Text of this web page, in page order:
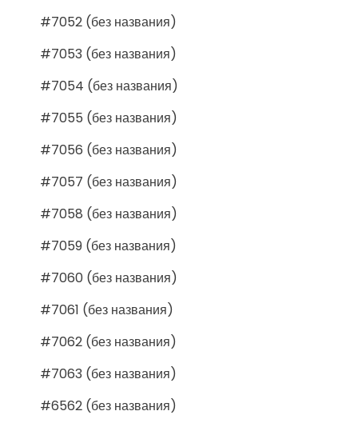
#7052 (без названия)
#7053 (без названия)
#7054 (без названия)
#7055 (без названия)
#7056 (без названия)
#7057 (без названия)
#7058 (без названия)
#7059 (без названия)
#7060 (без названия)
#7061 (без названия)
#7062 (без названия)
#7063 (без названия)
#6562 (без названия)